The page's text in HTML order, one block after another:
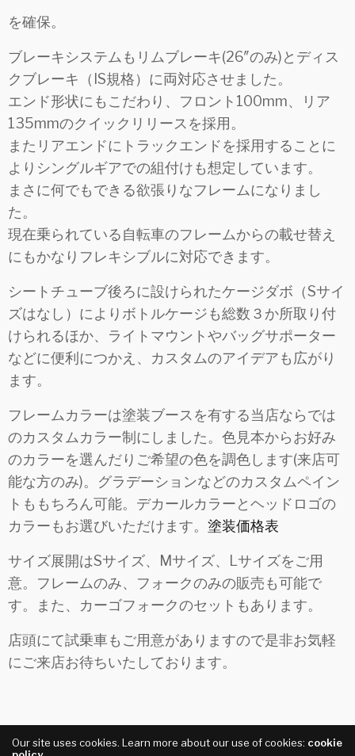
を確保。
ブレーキシステムもリムブレーキ(26″のみ)とディス
クブレーキ（IS規格）に両対応させました。
エンド形状にもこだわり、フロント100mm、リア
135mmのクイックリリースを採用。
またリアエンドにトラックエンドを採用することに
よりシングルギアでの組付けも想定しています。
まさに何でもできる欲張りなフレームになりまし
た。
現在乗られている自転車のフレームからの載せ替え
にもかなりフレキシブルに対応できます。
シートチューブ後ろに設けられたケージダボ（Sサイ
ズはなし）によりボトルケージも総数３か所取り付
けられるほか、ライトマウントやバッグサポーター
などに便利につかえ、カスタムのアイデアも広がり
ます。
フレームカラーは塗装ブースを有する当店ならでは
のカスタムカラー制にしました。色見本からお好み
のカラーを選んだりご希望の色を調色します(来店可
能な方のみ)。グラデーションなどのカスタムペイン
トももちろん可能。デカールカラーとヘッドロゴの
カラーもお選びいただけます。 塗装価格表
サイズ展開はSサイズ、Mサイズ、Lサイズをご用
意。フレームのみ、フォークのみの販売も可能で
す。また、カーゴフォークのセットもあります。
店頭にて試乗車もご用意がありますので是非お気軽
にご来店お待ちいたしております。
Share
Our site uses cookies. Learn more about our use of cookies: cookie